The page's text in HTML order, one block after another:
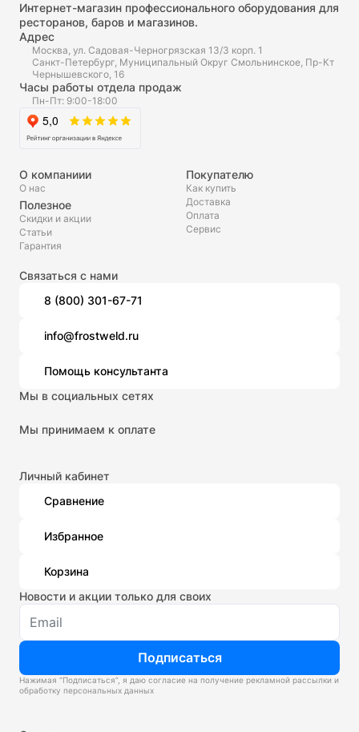
Интернет-магазин профессионального оборудования для
ресторанов, баров и магазинов.
Адрес
Москва, ул. Садовая-Черногрязская 13/3 корп. 1
Санкт-Петербург, Муниципальный Округ Смольнинское, Пр-Кт
Чернышевского, 16
Часы работы отдела продаж
Пн-Пт: 9:00-18:00
О компаниии
О нас
Полезное
Скидки и акции
Статьи
Гарантия
Покупателю
Как купить
Доставка
Оплата
Сервис
Связаться с нами
8 (800) 301-67-71
info@frostweld.ru
Помощь консультанта
Мы в социальных сетях
Мы принимаем к оплате
Личный кабинет
Сравнение
Избранное
Корзина
Новости и акции только для своих
Подписаться
Нажимая “Подписаться”, я даю согласие на получение рекламной рассылки и
обработку персональных данных